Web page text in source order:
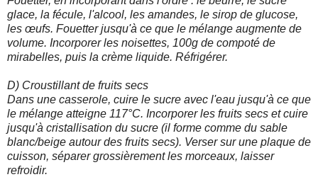
glace, la fécule, l'alcool, les amandes, le sirop de glucose,
les œufs. Fouetter jusqu'à ce que le mélange augmente de
volume. Incorporer les noisettes, 100g de compoté de
mirabelles, puis la crème liquide. Réfrigérer.
D) Croustillant de fruits secs
Dans une casserole, cuire le sucre avec l'eau jusqu'à ce que
le mélange atteigne 117°C. Incorporer les fruits secs et cuire
jusqu'à cristallisation du sucre (il forme comme du sable
blanc/beige autour des fruits secs). Verser sur une plaque de
cuisson, séparer grossièrement les morceaux, laisser
refroidir.